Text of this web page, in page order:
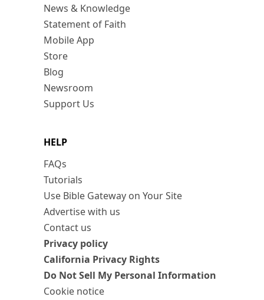
News & Knowledge
Statement of Faith
Mobile App
Store
Blog
Newsroom
Support Us
HELP
FAQs
Tutorials
Use Bible Gateway on Your Site
Advertise with us
Contact us
Privacy policy
California Privacy Rights
Do Not Sell My Personal Information
Cookie notice